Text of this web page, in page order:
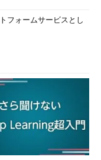
フォームサービスとし